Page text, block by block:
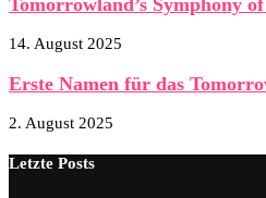
14. August 2025
Erste Namen für das
2. August 2025
Letzte Posts